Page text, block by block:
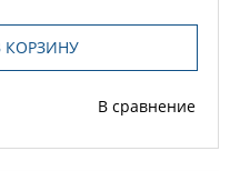
КОРЗИНУ
В сравнение